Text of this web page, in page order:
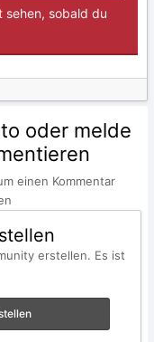
sehen, sobald du
oder melde
einen Kommentar
erstellen. Es ist